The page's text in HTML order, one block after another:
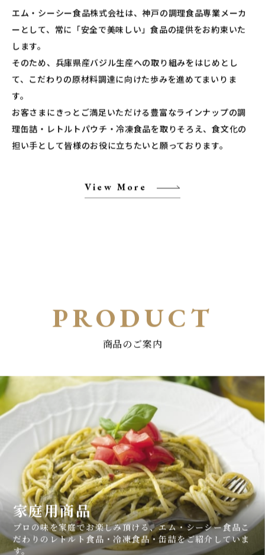
エム・シーシー食品株式会社は、神戸の調理食品専業メーカ
ーとして、常に「安全で美味しい」食品の提供をお約束いた
します。
そのため、兵庫県産バジル生産への取り組みをはじめとし
て、こだわりの原材料調達に向けた歩みを進めてまいりま
す。
お客さまにきっとご満足いただける豊富なラインナップの調
理缶詰・レトルトパウチ・冷凍食品を取りそろえ、食文化の
担い手として皆様のお役に立ちたいと願っております。
View More
PRODUCT
家庭用商品
プロの味を家庭でお楽しみ頂ける、エム・シーシー食品こ
だわりのレトルト食品・冷凍食品・缶詰をご紹介していま
す。